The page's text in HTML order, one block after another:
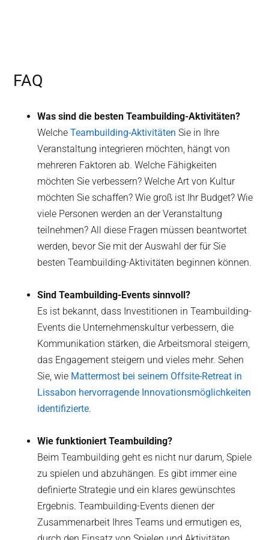
FAQ
Was sind die besten Teambuilding-Aktivitäten?
WelcheTeambuilding-Aktivitäten Sie in Ihre
Veranstaltung integrieren möchten, hängt von
mehreren Faktoren ab. Welche Fähigkeiten
möchten Sie verbessern? Welche Art von Kultur
möchten Sie schaffen? Wie groß ist Ihr Budget? Wie
viele Personen werden an der Veranstaltung
teilnehmen? All diese Fragen müssen beantwortet
werden, bevor Sie mit der Auswahl der für Sie
besten Teambuilding-Aktivitäten beginnen können.
Sind Teambuilding-Events sinnvoll?
Es ist bekannt, dass Investitionen in Teambuilding-
Events die Unternehmenskultur verbessern, die
Kommunikation stärken, die Arbeitsmoral steigern,
das Engagement steigern und vieles mehr. Sehen
Sie, wie Mattermost bei seinem Offsite-Retreat in
Lissabon hervorragende Innovationsmöglichkeiten
identifizierte.
Wie funktioniert Teambuilding?
Beim Teambuilding geht es nicht nur darum, Spiele
zu spielen und abzuhängen. Es gibt immer eine
definierte Strategie und ein klares gewünschtes
Ergebnis. Teambuilding-Events dienen der
Zusammenarbeit Ihres Teams und ermutigen es,